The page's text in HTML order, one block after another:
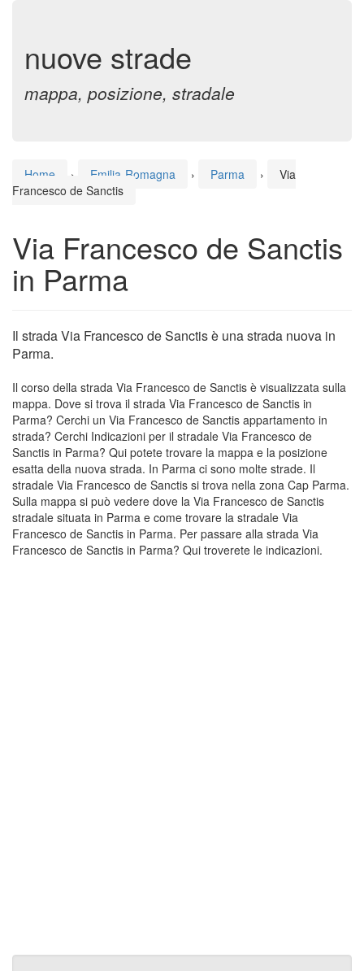
nuove strade
mappa, posizione, stradale
Home › Emilia-Romagna › Parma ›
Via
Francesco de Sanctis
Via Francesco de Sanctis
in Parma
Il strada Via Francesco de Sanctis è una strada nuova in
Parma.
Il corso della strada Via Francesco de Sanctis è visualizzata sulla
mappa. Dove si trova il strada Via Francesco de Sanctis in
Parma? Cerchi un Via Francesco de Sanctis appartamento in
strada? Cerchi Indicazioni per il stradale Via Francesco de
Sanctis in Parma? Qui potete trovare la mappa e la posizione
esatta della nuova strada. In Parma ci sono molte strade. Il
stradale Via Francesco de Sanctis si trova nella zona Cap Parma.
Sulla mappa si può vedere dove la Via Francesco de Sanctis
stradale situata in Parma e come trovare la stradale Via
Francesco de Sanctis in Parma. Per passare alla strada Via
Francesco de Sanctis in Parma? Qui troverete le indicazioni.